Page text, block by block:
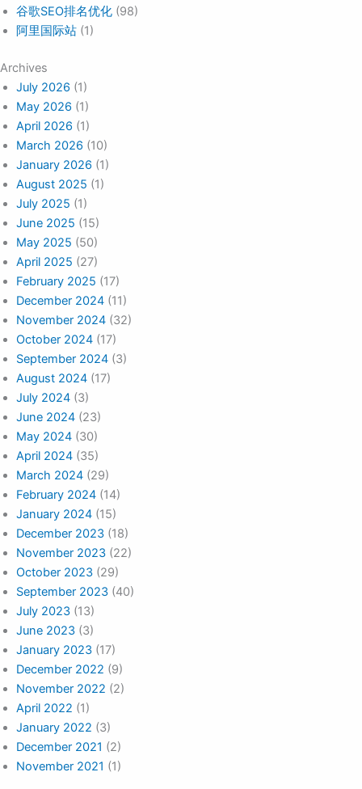
谷歌SEO排名优化 (98)
阿里国际站 (1)
Archives
July 2026 (1)
May 2026 (1)
April 2026 (1)
March 2026 (10)
January 2026 (1)
August 2025 (1)
July 2025 (1)
June 2025 (15)
May 2025 (50)
April 2025 (27)
February 2025 (17)
December 2024 (11)
November 2024 (32)
October 2024 (17)
September 2024 (3)
August 2024 (17)
July 2024 (3)
June 2024 (23)
May 2024 (30)
April 2024 (35)
March 2024 (29)
February 2024 (14)
January 2024 (15)
December 2023 (18)
November 2023 (22)
October 2023 (29)
September 2023 (40)
July 2023 (13)
June 2023 (3)
January 2023 (17)
December 2022 (9)
November 2022 (2)
April 2022 (1)
January 2022 (3)
December 2021 (2)
November 2021 (1)